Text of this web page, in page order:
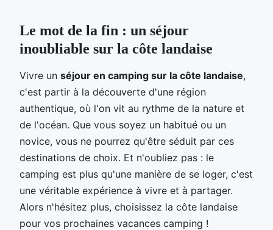
Le mot de la fin : un séjour
inoubliable sur la côte landaise
Vivre un séjour en camping sur la côte landaise,
c'est partir à la découverte d'une région
authentique, où l'on vit au rythme de la nature et
de l'océan. Que vous soyez un habitué ou un
novice, vous ne pourrez qu'être séduit par ces
destinations de choix. Et n'oubliez pas : le
camping est plus qu'une manière de se loger, c'est
une véritable expérience à vivre et à partager.
Alors n'hésitez plus, choisissez la côte landaise
pour vos prochaines vacances camping !